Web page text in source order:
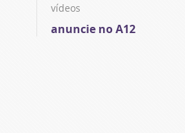
vídeos
anuncie no A12